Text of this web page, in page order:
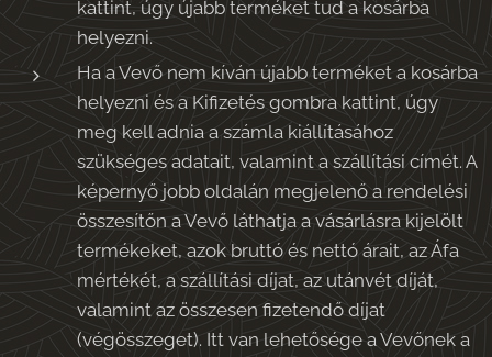
kattint, úgy újabb terméket tud a kosárba
helyezni.
Ha a Vevő nem kíván újabb terméket a kosárba
helyezni és a Kifizetés gombra kattint, úgy
meg kell adnia a számla kiállításához
szükséges adatait, valamint a szállítási címét. A
képernyő jobb oldalán megjelenő a rendelési
összesítőn a Vevő láthatja a vásárlásra kijelölt
termékeket, azok bruttó és nettó árait, az Áfa
mértékét, a szállítási díjat, az utánvét díját,
valamint az összesen fizetendő díjat
(végösszeget). Itt van lehetősége a Vevőnek a